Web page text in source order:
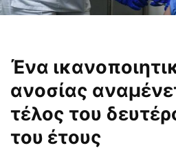
Ένα
ανοσίας
τέλος του
του έτους